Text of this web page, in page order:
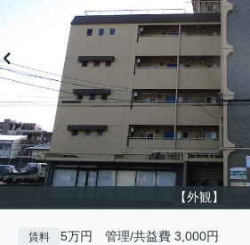
【外観】
賃料 5万円 管理/共益費 3,000円